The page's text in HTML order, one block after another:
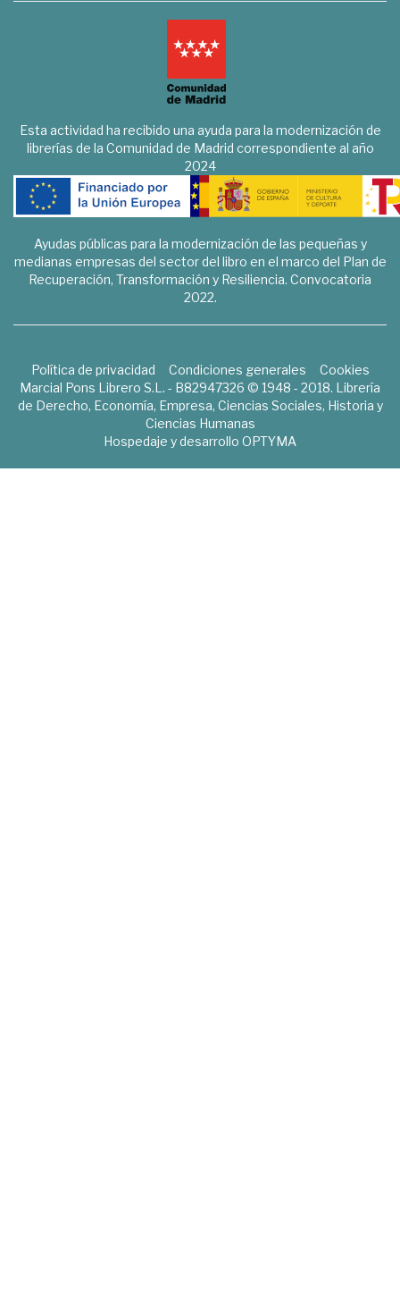
Esta actividad ha recibido una ayuda para la modernización de
librerías de la Comunidad de Madrid correspondiente al año
2024
Ayudas públicas para la modernización de las pequeñas y
medianas empresas del sector del libro en el marco del Plan de
Recuperación, Transformación y Resiliencia. Convocatoria
2022.
Política de privacidad Condiciones generales
Cookies
Marcial Pons Librero S.L. - B82947326 © 1948 - 2018. Librería
de Derecho, Economía, Empresa, Ciencias Sociales, Historia y
Ciencias Humanas
Hospedaje y desarrollo OPTYMA